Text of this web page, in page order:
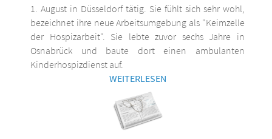
1. August in Düsseldorf tätig. Sie fühlt sich sehr wohl,
bezeichnet ihre neue Arbeitsumgebung als "Keimzelle
der Hospizarbeit". Sie lebte zuvor sechs Jahre in
Osnabrück und baute dort einen ambulanten
Kinderhospizdienst auf.
WEITERLESEN